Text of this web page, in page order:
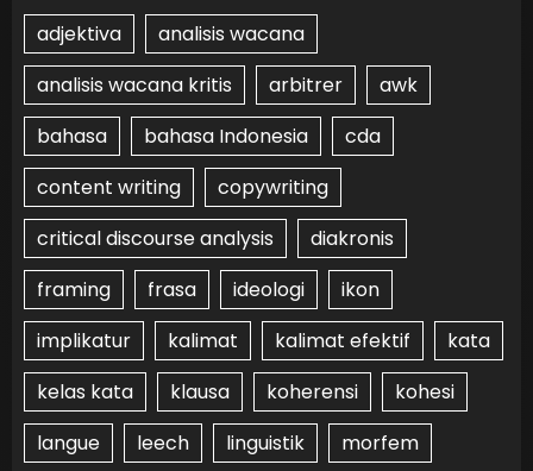
adjektiva
analisis wacana
analisis wacana kritis
arbitrer
awk
bahasa
bahasa Indonesia
cda
content writing
copywriting
critical discourse analysis
diakronis
framing
frasa ideologi
ikon
implikatur
kalimat kalimat efektif
kata
kelas kata
klausa koherensi
kohesi
langue
leech linguistik
morfem